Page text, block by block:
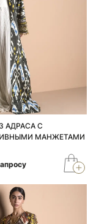
АДРАСА С
МАНЖЕТАМИ